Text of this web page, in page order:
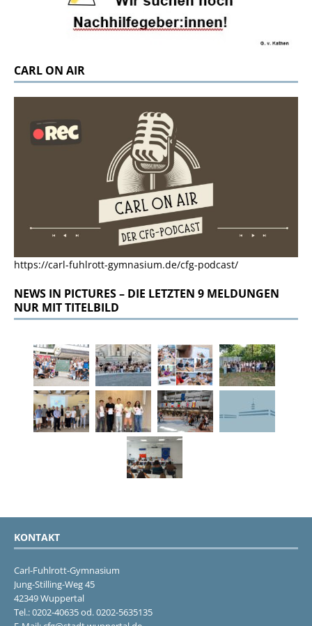
CARL ON AIR
https://carl-fuhlrott-gymnasium.de/cfg-podcast/
NEWS IN PICTURES – DIE LETZTEN 9 MELDUNGEN
NUR MIT TITELBILD
KONTAKT
Carl-Fuhlrott-Gymnasium
Jung-Stilling-Weg 45
42349 Wuppertal
Tel.: 0202-40635 od. 0202-5635135